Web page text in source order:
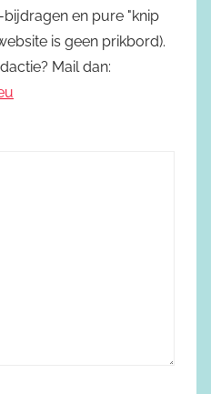
en pure "knip
is geen prikbord).
Mail dan: